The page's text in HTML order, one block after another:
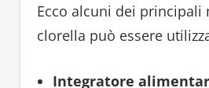
Ecco alcuni dei principali
clorella può essere
Integratore